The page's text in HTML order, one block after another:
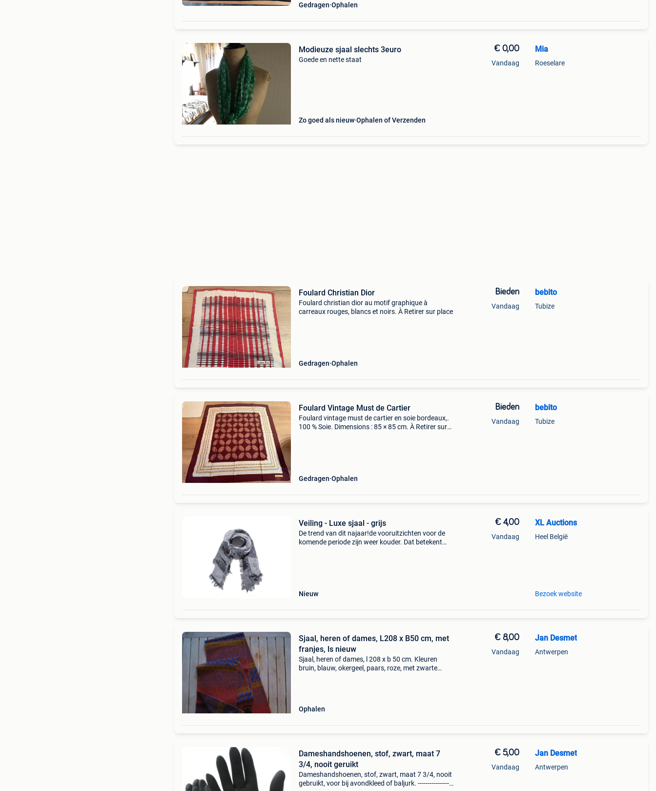
Gedragen Ophalen
Modieuze sjaal slechts 3euro
Goede en nette staat
Zo goed als nieuw Ophalen of Verzenden
€ 0,00
Vandaag
Mia
Roeselare
Foulard Christian Dior
Foulard christian dior au motif graphique à
carreaux rouges, blancs et noirs. À Retirer sur place
Gedragen Ophalen
Bieden
Vandaag
bebito
Tubize
Foulard Vintage Must de Cartier
Foulard vintage must de cartier en soie bordeaux,.
100 % Soie. Dimensions : 85 × 85 cm. À Retirer sur
Gedragen Ophalen
Bieden
Vandaag
bebito
Tubize
Veiling - Luxe sjaal - grijs
De trend van dit najaar!de vooruitzichten voor de
komende periode zijn weer kouder. Dat betekent
Nieuw
€ 4,00
Vandaag
XL Auctions
Heel België
Bezoek website
Sjaal, heren of dames, L208 x B50 cm, met
franjes, ls nieuw
Sjaal, heren of dames, l 208 x b 50 cm. Kleuren
bruin, blauw, okergeel, paars, roze, met zwarte
Ophalen
€ 8,00
Vandaag
Jan Desmet
Antwerpen
Dameshandshoenen, stof, zwart, maat 7
3/4, nooit geruikt
Dameshandshoenen, stof, zwart, maat 7 3/4, nooit
gebruikt, voor bij avondkleed of baljurk. ------------------
€ 5,00
Vandaag
Jan Desmet
Antwerpen